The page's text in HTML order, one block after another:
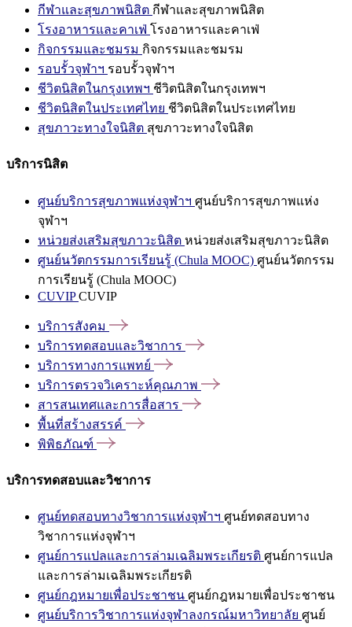
กีฬาและสุขภาพนิสิต กีฬาและสุขภาพนิสิต
โรงอาหารและคาเฟ่ โรงอาหารและคาเฟ่
กิจกรรมและชมรม กิจกรรมและชมรม
รอบรั้วจุฬาฯ รอบรั้วจุฬาฯ
ชีวิตนิสิตในกรุงเทพฯ ชีวิตนิสิตในกรุงเทพฯ
ชีวิตนิสิตในประเทศไทย ชีวิตนิสิตในประเทศไทย
สุขภาวะทางใจนิสิต สุขภาวะทางใจนิสิต
บริการนิสิต
ศูนย์บริการสุขภาพแห่งจุฬาฯ ศูนย์บริการสุขภาพแห่ง
จุฬาฯ
หน่วยส่งเสริมสุขภาวะนิสิต หน่วยส่งเสริมสุขภาวะนิสิต
ศูนย์นวัตกรรมการเรียนรู้ (Chula MOOC) ศูนย์นวัตกรรม
การเรียนรู้ (Chula MOOC)
CUVIPCUVIP
บริการสังคม
บริการทดสอบและวิชาการ
บริการทางการแพทย์
บริการตรวจวิเคราะห์คุณภาพ
สารสนเทศและการสื่อสาร
พื้นที่สร้างสรรค์
พิพิธภัณฑ์
บริการทดสอบและวิชาการ
ศูนย์ทดสอบทางวิชาการแห่งจุฬาฯ ศูนย์ทดสอบทาง
วิชาการแห่งจุฬาฯ
ศูนย์การแปลและการล่ามเฉลิมพระเกียรติ ศูนย์การแปล
และการล่ามเฉลิมพระเกียรติ
ศูนย์กฎหมายเพื่อประชาชน ศูนย์กฎหมายเพื่อประชาชน
ศูนย์บริการวิชาการแห่งจุฬาลงกรณ์มหาวิทยาลัย ศูนย์